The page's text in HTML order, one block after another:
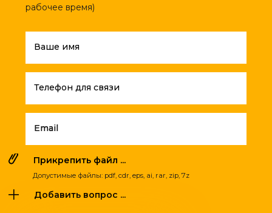
рабочее время)
Ваше имя
Телефон для связи
Email
Прикрепить файл ...
Допустимые файлы: pdf, cdr, eps, ai, rar, zip, 7z
Добавить вопрос ...